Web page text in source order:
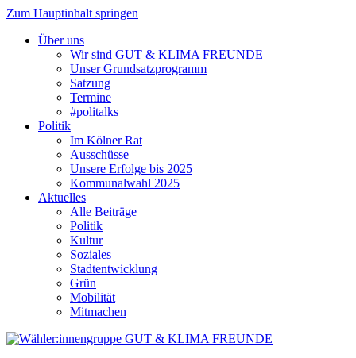
Zum Hauptinhalt springen
Über uns
Wir sind GUT & KLIMA FREUNDE
Unser Grundsatzprogramm
Satzung
Termine
#politalks
Politik
Im Kölner Rat
Ausschüsse
Unsere Erfolge bis 2025
Kommunalwahl 2025
Aktuelles
Alle Beiträge
Politik
Kultur
Soziales
Stadtentwicklung
Grün
Mobilität
Mitmachen